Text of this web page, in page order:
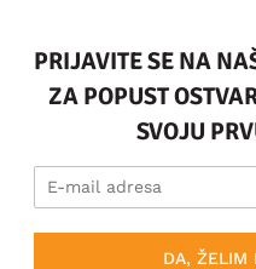
PRIJAVITE SE NA
ZA POPUST
SVOJU
DA, ŽELIM